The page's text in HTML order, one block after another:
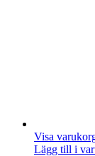
Visa
Lägg till i